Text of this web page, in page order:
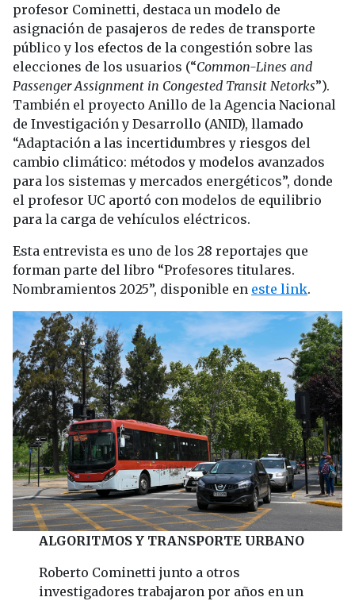
profesor Cominetti, destaca un modelo de
asignación de pasajeros de redes de transporte
público y los efectos de la congestión sobre las
elecciones de los usuarios (“Common-Lines and
Passenger Assignment in Congested Transit Netorks”).
También el proyecto Anillo de la Agencia Nacional
de Investigación y Desarrollo (ANID), llamado
“Adaptación a las incertidumbres y riesgos del
cambio climático: métodos y modelos avanzados
para los sistemas y mercados energéticos”, donde
el profesor UC aportó con modelos de equilibrio
para la carga de vehículos eléctricos.
Esta entrevista es uno de los 28 reportajes que
forman parte del libro “Profesores titulares.
Nombramientos 2025”, disponible en este link.
ALGORITMOS Y TRANSPORTE URBANO
Roberto Cominetti junto a otros
investigadores trabajaron por años en un